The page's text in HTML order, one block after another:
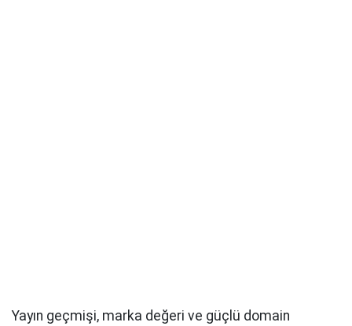
Yayın geçmişi, marka değeri ve güçlü domain